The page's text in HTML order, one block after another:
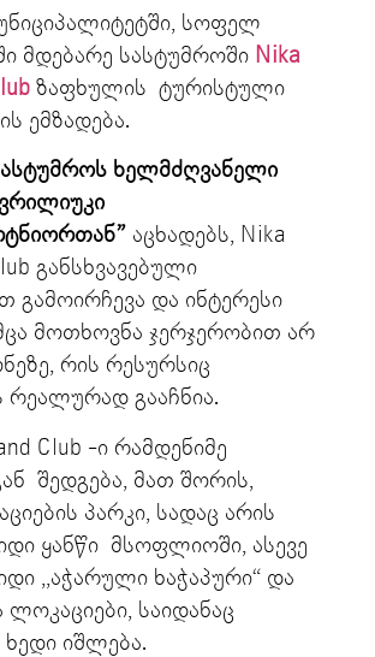
სოფელ
მდებარე სასტუმროში Nika
ზაფხულის ტურისტული
ემზადება.
ხელმძღვანელი
აცხადებს, Nika
განსხვავებული
გამოირჩევა და ინტერესი
მოთხოვნა ჯერჯერობით არ
რის რესურსიც
რეალურად გააჩნია.
Club -ი რამდენიმე
შედგება, მათ შორის,
პარკი, სადაც არის
ყანწი მსოფლიოში, ასევე
,,აჭარული ხაჭაპური“ და
ლოკაციები, საიდანაც
იშლება.